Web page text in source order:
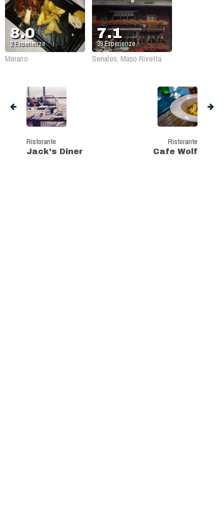
8.0
2Esperienze
Merano
7.1
39Esperienze
Senales, Maso Rivetta
Ristorante
Jack's Diner
Ristorante
Cafe Wolf